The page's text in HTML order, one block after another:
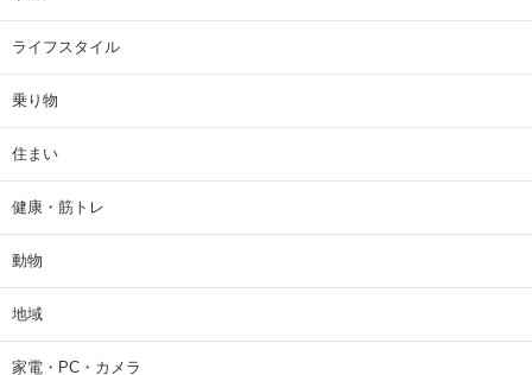
ライフスタイル
乗り物
住まい
健康・筋トレ
動物
地域
家電・PC・カメラ